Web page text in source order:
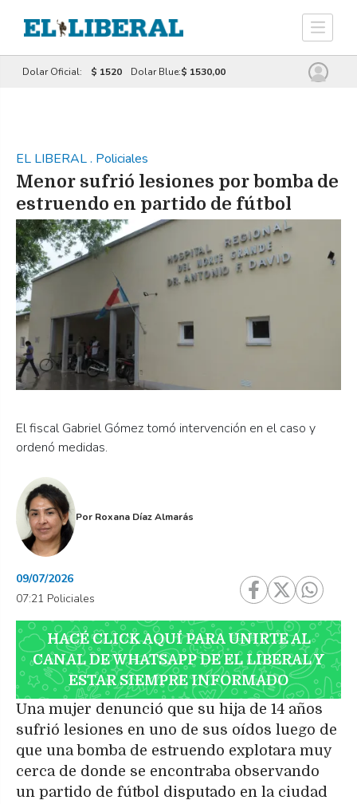
Dolar Oficial: $ 1520 Dolar Blue:$ 1530,00
EL LIBERAL. Policiales
Menor sufrió lesiones por bomba de
estruendo en partido de fútbol
El fiscal Gabriel Gómez tomó intervención en el caso y
ordenó medidas.
Por Roxana Díaz Almarás
09/07/2026
07:21 Policiales
HACÉ CLICK AQUÍ PARA UNIRTE AL
CANAL DE WHATSAPP DE EL LIBERAL Y
ESTAR SIEMPRE INFORMADO
Una mujer denunció que su hija de 14 años
sufrió lesiones en uno de sus oídos luego de
que una bomba de estruendo explotara muy
cerca de donde se encontraba observando
un partido de fútbol disputado en la ciudad